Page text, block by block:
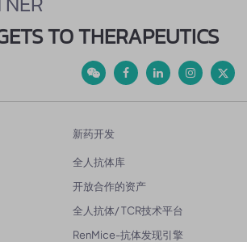
TO THERAPEUTICS
新药开发
全人抗体库
开放合作的资产
全人抗体/ TCR技术平台
RenMice-抗体发现引擎